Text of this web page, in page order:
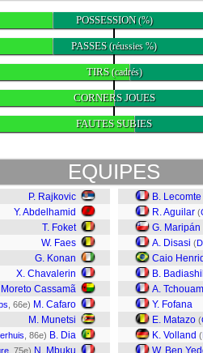
POSSESSION(%)
PASSES(réussies %)
TIRS(cadrés)
CORNERS JOUES
FAUTES SUBIES
EQUIPES
P. Rajkovic
Y. Abdelhamid
T. Foket
W. Faes
G. Konan
X. Chavalerin
Moreto Cassamã
, 66e) M. Cafaro
M. Munetsi
, 86e) B. Dia
, 75e) N. Mbuku
B. Lecomte
R. Aguilar (
G. Maripán
A. Disasi (
Caio
B.
A.
Y. Fofana
E. Matazo (
K. Volland (
W. Ben